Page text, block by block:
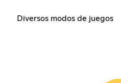
Diversos modos de juegos